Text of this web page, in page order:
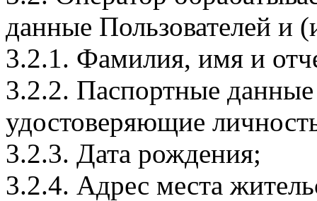
данные Пользователей и
3.2.1. Фамилия, имя и
3.2.2. Паспортные
удостоверяющие
3.2.3. Дата рождения;
3.2.4. Адрес места